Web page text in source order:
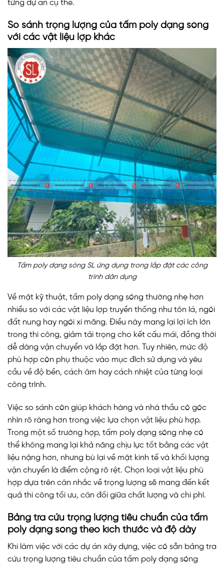
từng dự án cụ thể.
So sánh trọng lượng của tấm poly dạng sóng
với các vật liệu lợp khác
Tấm poly dạng sóng SL ứng dụng trong lắp đặt các công
trình dân dụng
Về mặt kỹ thuật, tấm poly dạng sóng thường nhẹ hơn
nhiều so với các vật liệu lợp truyền thống như tôn lá, ngói
đất nung hay ngói xi măng. Điều này mang lại lợi ích lớn
trong thi công, giảm tải trọng cho kết cấu mái, đồng thời
dễ dàng vận chuyển và lắp đặt hơn. Tuy nhiên, mức độ
phù hợp còn phụ thuộc vào mục đích sử dụng và yêu
cầu về độ bền, cách âm hay cách nhiệt của từng loại
công trình.
Việc so sánh còn giúp khách hàng và nhà thầu có góc
nhìn rõ ràng hơn trong việc lựa chọn vật liệu phù hợp.
Trong một số trường hợp, tấm poly dạng sóng nhẹ có
thể không mang lại khả năng chịu lực tốt bằng các vật
liệu nặng hơn, nhưng bù lại về mặt kinh tế và khối lượng
vận chuyển là điểm cộng rõ rệt. Chọn loại vật liệu phù
hợp dựa trên cân nhắc về trọng lượng sẽ mang đến kết
quả thi công tối ưu, cân đối giữa chất lượng và chi phí.
Bảng tra cứu trọng lượng tiêu chuẩn của tấm
poly dạng sóng theo kích thước và độ dày
Khi làm việc với các dự án xây dựng, việc có sẵn bảng tra
cứu trọng lượng tiêu chuẩn của tấm poly dạng sóng